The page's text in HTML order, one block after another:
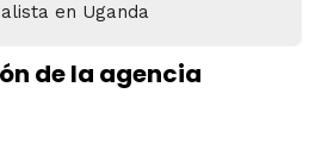
en Uganda
de la agencia